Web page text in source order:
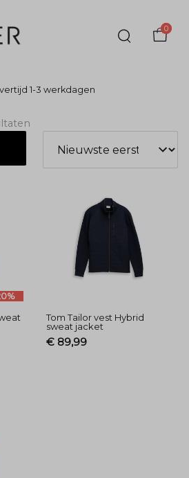
0
1-3 werkdagen
Tom Tailor vest Hybrid
sweat jacket
€ 89,99